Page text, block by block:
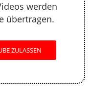
werden
übertragen.
ZULASSEN